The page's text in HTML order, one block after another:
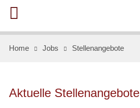
Home Jobs Stellenangebote
Aktuelle Stellenangebote